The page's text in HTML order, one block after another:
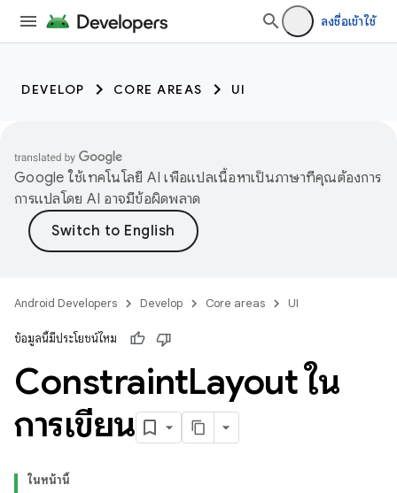
ลงชื่อเข้าใช้
DEVELOP CORE AREAS UI
Google ใช้เทคโนโลยี AI เพื่อแปลเนื้อหาเป็นภาษาที่คุณต้องการ
การแปลโดย AI อาจมีข้อผิดพลาด
Android Developers Develop Core areas UI
ข้อมูลนี้มีประโยชน์ไหม
ConstraintLayout ใน
การเขียน
ในหน้านี้